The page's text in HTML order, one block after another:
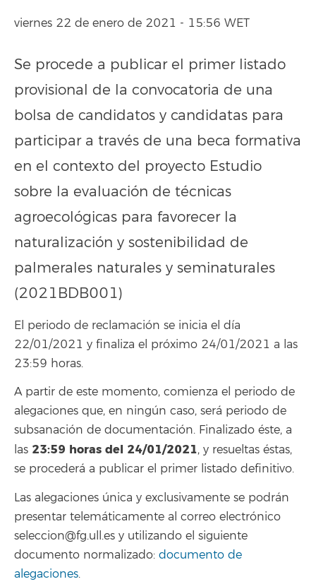
viernes 22 de enero de 2021 - 15:56 WET
Se procede a publicar el primer listado
provisional de la convocatoria de una
bolsa de candidatos y candidatas para
participar a través de una beca formativa
en el contexto del proyecto Estudio
sobre la evaluación de técnicas
agroecológicas para favorecer la
naturalización y sostenibilidad de
palmerales naturales y seminaturales
(2021BDB001)
El periodo de reclamación se inicia el día
22/01/2021 y finaliza el próximo 24/01/2021 a las
23:59 horas.
A partir de este momento, comienza el periodo de
alegaciones que, en ningún caso, será periodo de
subsanación de documentación. Finalizado éste, a
las 23:59 horas del 24/01/2021, y resueltas éstas,
se procederá a publicar el primer listado definitivo.
Las alegaciones única y exclusivamente se podrán
presentar telemáticamente al correo electrónico
seleccion@fg.ull.es y utilizando el siguiente
documento normalizado: documento de
alegaciones.